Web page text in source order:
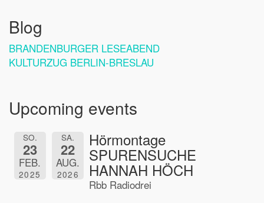
Blog
BRANDENBURGER LESEABEND
KULTURZUG BERLIN-BRESLAU
Upcoming events
SO.
23
FEB.
2025
SA.
22
AUG.
2026
Hörmontage
SPURENSUCHE
HANNAH HÖCH
Rbb Radiodrei